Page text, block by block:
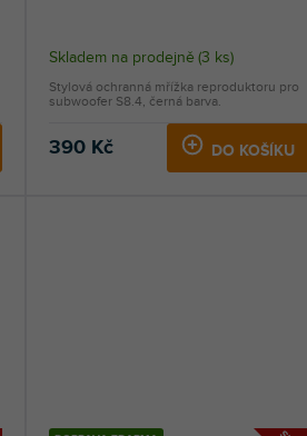
Skladem na prodejně (3 ks)
390 Kč DO KOŠÍKU
Stylová ochranná mřížka reproduktoru pro
subwoofer S8.4, černá barva.